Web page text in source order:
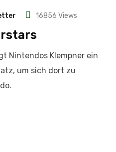
16856 Views
Nintendos Klempner ein
um sich dort zu